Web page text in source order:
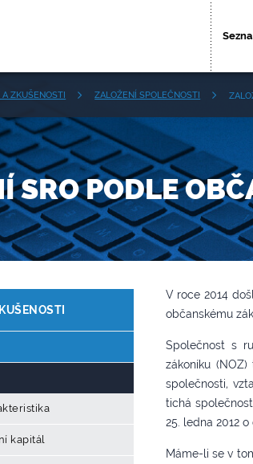
A ZKUŠENOSTI ZALOŽENÍ SPOLEČNOSTI
SRO PODLE
kapitál
V roce 2014
občanskému
Společnost s
zákoníku
společnosti,
tichá
25. ledna 2012
Máme-li se v